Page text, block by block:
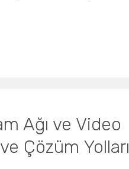
Ağı ve Video
Çözüm Yolları